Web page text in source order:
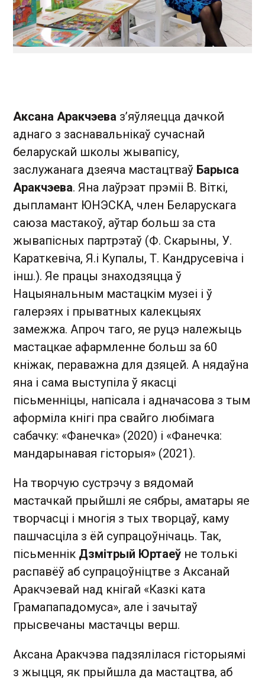
Аксана Аракчэева з’яўляецца дачкой
аднаго з заснавальнікаў сучаснай
беларускай школы жывапісу,
заслужанага дзеяча мастацтваў Барыса
Аракчэева. Яна лаўрэат прэміі В. Віткі,
дыпламант ЮНЭСКА, член Беларускага
саюза мастакоў, аўтар больш за ста
жывапісных партрэтаў (Ф. Скарыны, У.
Караткевіча, Я.і Купалы, Т. Кандрусевіча і
інш.). Яе працы знаходзяцца ў
Нацыянальным мастацкім музеі і ў
галерэях і прыватных калекцыях
замежжа. Апроч таго, яе руцэ належыць
мастацкае афармленне больш за 60
кніжак, пераважна для дзяцей. А нядаўна
яна і сама выступіла ў якасці
пісьменніцы, напісала і адначасова з тым
аформіла кнігі пра свайго любімага
сабачку: «Фанечка» (2020) і «Фанечка:
мандарынавая гісторыя» (2021).
На творчую сустрэчу з вядомай
мастачкай прыйшлі яе сябры, аматары яе
творчасці і многія з тых творцаў, каму
пашчасціла з ёй супрацоўнічаць. Так,
пісьменнік Дзмітрый Юртаеў не толькі
распавёў аб супрацоўніцтве з Аксанай
Аракчэевай над кнігай «Казкі ката
Грамапападомуса», але і зачытаў
прысвечаны мастачцы верш.
Аксана Аракчэва падзялілася гісторыямі
з жыцця, як прыйшла да мастацтва, аб